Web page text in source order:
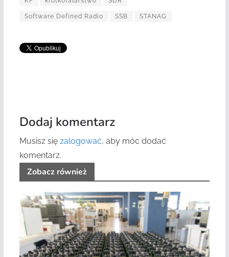
Software Defined Radio SSB STANAG
Dodaj komentarz
Musisz się zalogować, aby móc dodać
komentarz.
Zobacz również